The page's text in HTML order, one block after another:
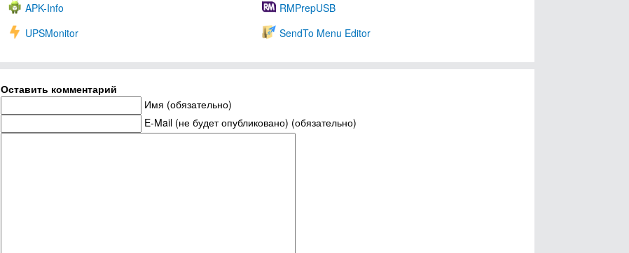
APK-Info
RMPrepUSB
UPSMonitor
SendTo Menu Editor
Оставить комментарий
Имя (обязательно)
E-Mail (не будет опубликовано) (обязательно)